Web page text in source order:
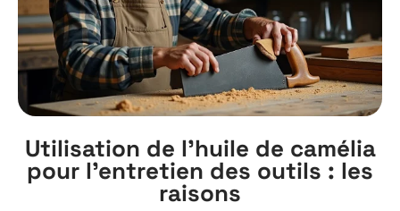
Utilisation de l’huile de camélia
pour l’entretien des outils : les
raisons